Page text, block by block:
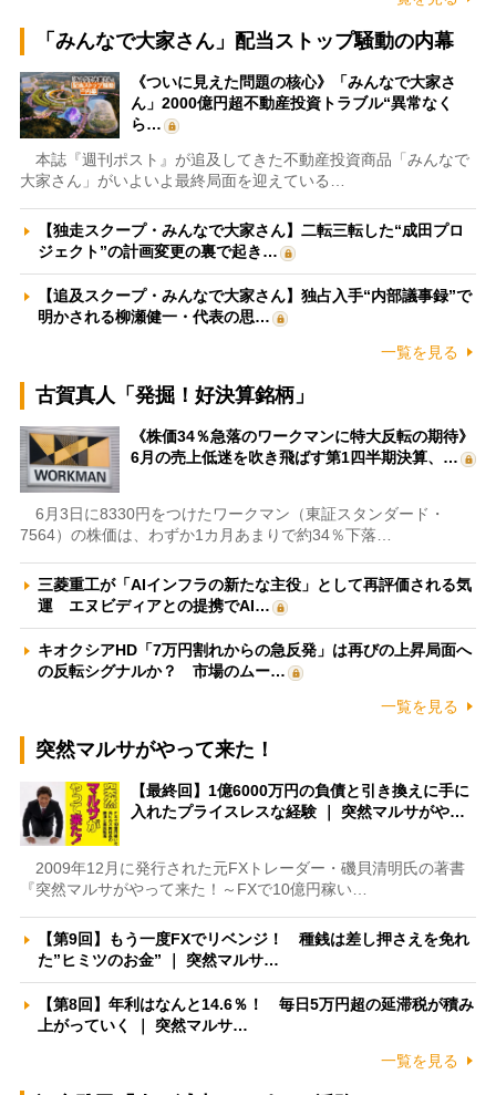
「みんなで大家さん」配当ストップ騒動の内幕
《ついに見えた問題の核心》「みんなで大家さ
ん」2000億円超不動産投資トラブル“異常なく
ら…
本誌『週刊ポスト』が追及してきた不動産投資商品「みんなで
大家さん」がいよいよ最終局面を迎えている…
【独走スクープ・みんなで大家さん】二転三転した“成田プロ
ジェクト”の計画変更の裏で起き…
【追及スクープ・みんなで大家さん】独占入手“内部議事録”で
明かされる柳瀬健一・代表の思…
一覧を見る
古賀真人「発掘！好決算銘柄」
《株価34％急落のワークマンに特大反転の期待》
6月の売上低迷を吹き飛ばす第1四半期決算、…
6月3日に8330円をつけたワークマン（東証スタンダード・
7564）の株価は、わずか1カ月あまりで約34％下落…
三菱重工が「AIインフラの新たな主役」として再評価される気
運 エヌビディアとの提携でAI…
キオクシアHD「7万円割れからの急反発」は再びの上昇局面へ
の反転シグナルか？ 市場のムー…
一覧を見る
突然マルサがやって来た！
【最終回】1億6000万円の負債と引き換えに手に
入れたプライスレスな経験 ｜ 突然マルサがや…
2009年12月に発行された元FXトレーダー・磯貝清明氏の著書
『突然マルサがやって来た！～FXで10億円稼い…
【第9回】もう一度FXでリベンジ！ 種銭は差し押さえを免れ
た”ヒミツのお金” ｜ 突然マルサ…
【第8回】年利はなんと14.6％！ 毎日5万円超の延滞税が積み
上がっていく ｜ 突然マルサ…
一覧を見る